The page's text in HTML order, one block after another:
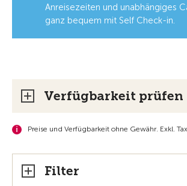
Anreisezeiten und unabhängiges
ganz bequem mit Self Check-in.
Verfügbarkeit prüfen
Preise und Verfügbarkeit ohne Gewähr. Exkl.
Filter